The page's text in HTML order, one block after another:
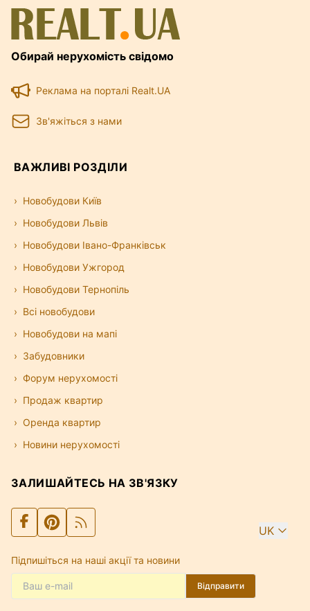
Обирай нерухомість свідомо
Реклама на порталі Realt.UA
Зв'яжіться з нами
ВАЖЛИВІ РОЗДІЛИ
Новобудови Київ
Новобудови Львів
Новобудови Івано-Франківськ
Новобудови Ужгород
Новобудови Тернопіль
Всі новобудови
Новобудови на мапі
Забудовники
Форум нерухомості
Продаж квартир
Оренда квартир
Новини нерухомості
ЗАЛИШАЙТЕСЬ НА ЗВ'ЯЗКУ
UK
Підпишіться на наші акції та новини
Відправити